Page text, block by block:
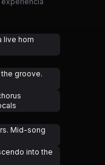
live horn
groove.
Mid-song
into the